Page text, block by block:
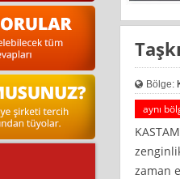
Bölge:
aynı
zaman